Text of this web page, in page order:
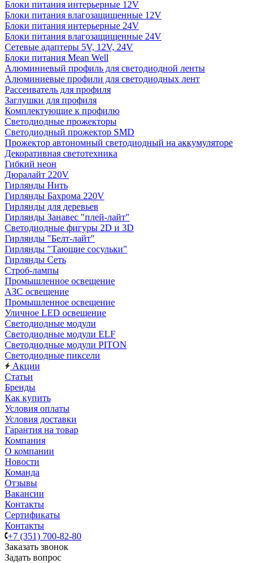
Блоки питания интерьерные 12V
Блоки питания влагозащищенные 12V
Блоки питания интерьерные 24V
Блоки питания влагозащищенные 24V
Сетевые адаптеры 5V, 12V, 24V
Блоки питания Mean Well
Алюминиевый профиль для светодиодной ленты
Алюминиевые профили для светодиодных лент
Рассеиватель для профиля
Заглушки для профиля
Комплектующие к профилю
Светодиодные прожекторы
Светодиодный прожектор SMD
Прожектор автономный светодиодный на аккумуляторе
Декоративная светотехника
Гибкий неон
Дюралайт 220V
Гирлянды Нить
Гирлянды Бахрома 220V
Гирлянды для деревьев
Гирлянды Занавес "плей-лайт"
Светодиодные фигуры 2D и 3D
Гирлянды "Белт-лайт"
Гирлянды "Тающие сосульки"
Гирлянды Сеть
Строб-лампы
Промышленное освещение
АЗС освещение
Промышленное освещение
Уличное LED освещение
Светодиодные модули
Светодиодные модули ELF
Светодиодные модули PITON
Светодиодные пиксели
Акции
Статьи
Бренды
Как купить
Условия оплаты
Условия доставки
Гарантия на товар
Компания
О компании
Новости
Команда
Отзывы
Вакансии
Контакты
Сертификаты
Контакты
+7 (351) 700-82-80
Заказать звонок
Задать вопрос